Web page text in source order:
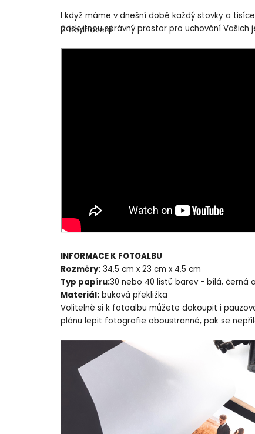
Průměrné
hodnocení
produktu
5,0
2 hodnocení
I když máme v dnešní době každý stovky a
poskytnou správný prostor pro uchování Vašich
INFORMACE K FOTOALBU
Rozměry: 34,5 cm x 23 cm x 4,5 cm
Typ papíru:30 nebo 40 listů barev - bílá, černá
Materiál: buková překližka
Volitelně si k fotoalbu můžete dokoupit i
plánu lepit fotografie oboustranně, pak se